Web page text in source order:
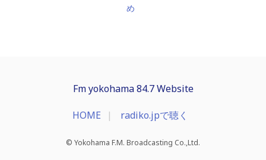
め
Fm yokohama 84.7 Website
HOME radiko.jpで聴く
© Yokohama F.M. Broadcasting Co.,Ltd.